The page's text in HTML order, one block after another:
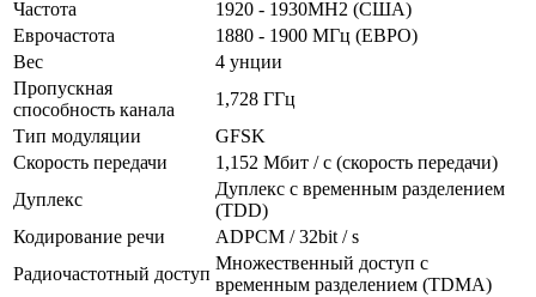
Частота
1920 - 1930MH2 (США)
Еврочастота
1880 - 1900 МГц (ЕВРО)
Вес
4 унции
Пропускная
способность канала
1,728 ГГц
Тип модуляции
GFSK
Скорость передачи
1,152 Мбит / с (скорость передачи)
Дуплекс
Дуплекс с временным разделением
(TDD)
Кодирование речи
ADPCM / 32bit / s
Радиочастотный доступ
Множественный доступ с
временным разделением (TDMA)